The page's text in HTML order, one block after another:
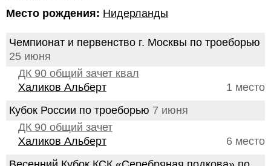
Место рождения: Нидерланды
Чемпионат и первенство г. Москвы по троеборью
25 июня
ДК 90 общий зачет квал
1 место
Халиков Альберт
Кубок России по троеборью 7 июня
ДК 90 общий зачет
6 место
Халиков Альберт